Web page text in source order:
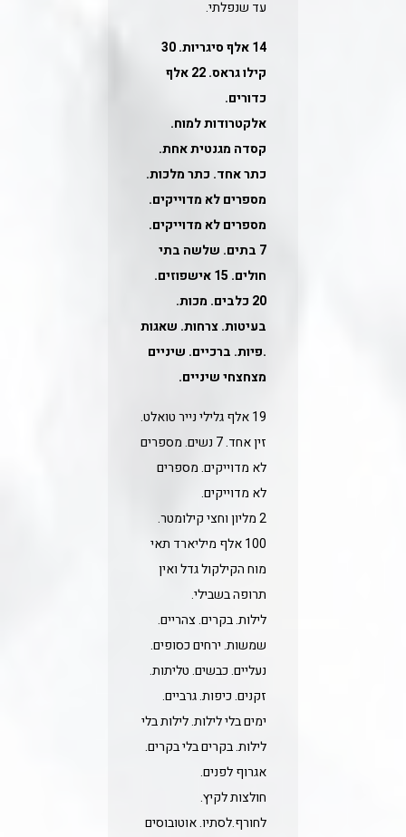
עד שנפלתי.
14 אלף סיגריות. 30
קילו גראס. 22 אלף
כדורים.
אלקטרודות למוח.
קסדה מגנטית אחת.
כתר אחד. כתר מלכות.
מספרים לא מדוייקים.
מספרים לא מדוייקים.
7 בתים. שלשה בתי
חולים. 15 אישפוזים.
20 כלבים.
מכות.
בעיטות. צרחות. שאגות
.פיות. ברכיים. שיניים
מצחצחי שיניים.
19 אלף גלילי נייר טואלט.
זין אחד. 7 נשים. מספרים
לא מדוייקים. מספרים
לא מדוייקים.
2 מליון וחצי קילומטר.
100 אלף מיליארד תאי
מוח הקילקול גדל ואין
תרופה בשבילי.
לילות. בקרים. צהריים.
שמשות. ירחים כסופים.
נעליים. כבשים. טליתות.
זקנים. כיפות. גרביים.
ימים בלי לילות. לילות בלי
לילות. בקרים בלי בקרים.
אגרוף לפנים.
חולצות לקיץ.
לחורף.לסתיו. אוטובוסים